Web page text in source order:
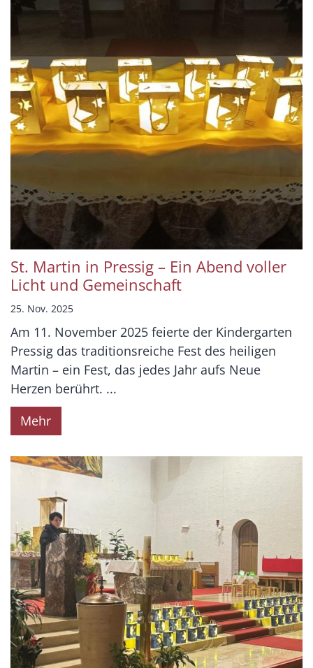
St. Martin in Pressig – Ein Abend voller
Licht und Gemeinschaft
25. Nov. 2025
Am 11. November 2025 feierte der Kindergarten
Pressig das traditionsreiche Fest des heiligen
Martin – ein Fest, das jedes Jahr aufs Neue
Herzen berührt. ...
Mehr